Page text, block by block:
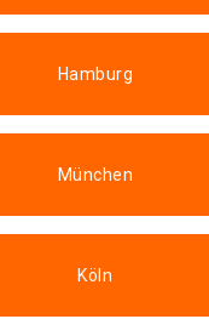
Hamburg
München
Köln